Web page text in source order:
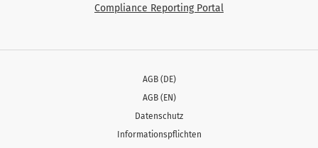
Compliance Reporting Portal
AGB (DE)
AGB (EN)
Datenschutz
Informationspflichten